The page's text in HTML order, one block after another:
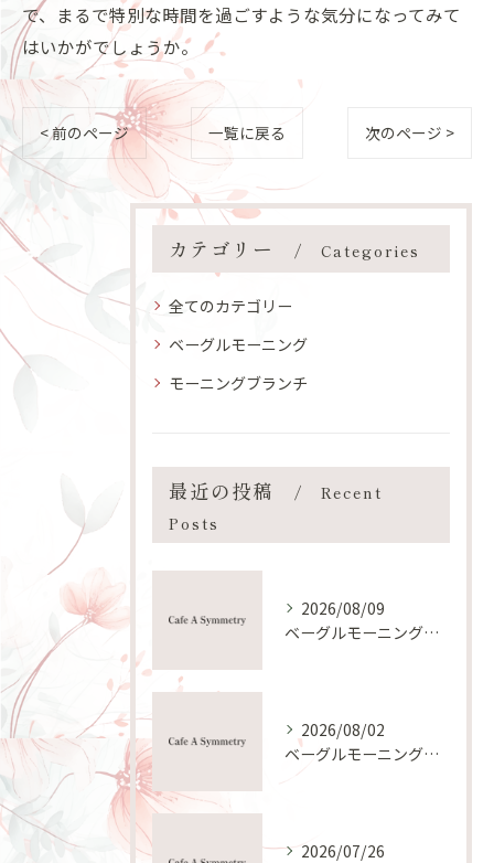
で、まるで特別な時間を過ごすような気分になってみて
はいかがでしょうか。
< 前のページ 一覧に戻る 次のページ >
カテゴリー Categories
全てのカテゴリー
ベーグルモーニング
モーニングブランチ
最近の投稿
Recent
Posts
2026/08/09
ベーグルモーニングにピーナッツバターを安心して楽しむ栄養と健康ガイド
2026/08/02
ベーグルモーニングの作り方と手軽におしゃれ朝食を叶えるコツ
2026/07/26